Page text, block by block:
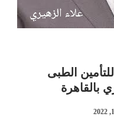
انطلاق المتلقى الإقليمى ال7 للتأمين الطبى